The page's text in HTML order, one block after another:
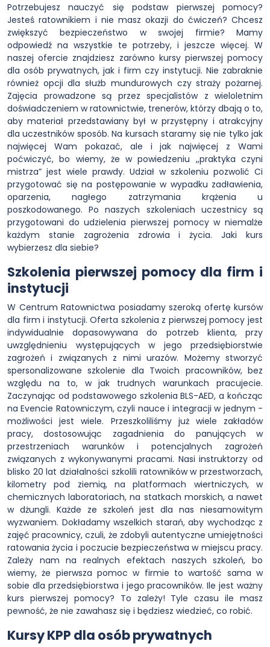
Potrzebujesz nauczyć się podstaw pierwszej pomocy?
Jesteś ratownikiem i nie masz okazji do ćwiczeń? Chcesz
zwiększyć bezpieczeństwo w swojej firmie? Mamy
odpowiedź na wszystkie te potrzeby, i jeszcze więcej. W
naszej ofercie znajdziesz zarówno kursy pierwszej pomocy
dla osób prywatnych, jak i firm czy instytucji. Nie zabraknie
również opcji dla służb mundurowych czy straży pożarnej.
Zajęcia prowadzone są przez specjalistów z wieloletnim
doświadczeniem w ratownictwie, trenerów, którzy dbają o to,
aby materiał przedstawiany był w przystępny i atrakcyjny
dla uczestników sposób. Na kursach staramy się nie tylko jak
najwięcej Wam pokazać, ale i jak najwięcej z Wami
poćwiczyć, bo wiemy, że w powiedzeniu ,,praktyka czyni
mistrza” jest wiele prawdy. Udział w szkoleniu pozwolić Ci
przygotować się na postępowanie w wypadku zadławienia,
oparzenia, nagłego zatrzymania krążenia u
poszkodowanego. Po naszych szkoleniach uczestnicy są
przygotowani do udzielenia pierwszej pomocy w niemalże
każdym stanie zagrożenia zdrowia i życia. Jaki kurs
wybierzesz dla siebie?
Szkolenia pierwszej pomocy dla firm i
instytucji
W Centrum Ratownictwa posiadamy szeroką ofertę kursów
dla firm i instytucji. Oferta szkolenia z pierwszej pomocy jest
indywidualnie dopasowywana do potrzeb klienta, przy
uwzględnieniu występujących w jego przedsiębiorstwie
zagrożeń i związanych z nimi urazów. Możemy stworzyć
spersonalizowane szkolenie dla Twoich pracowników, bez
względu na to, w jak trudnych warunkach pracujecie.
Zaczynając od podstawowego szkolenia BLS-AED, a kończąc
na Evencie Ratowniczym, czyli nauce i integracji w jednym -
możliwości jest wiele. Przeszkoliliśmy już wiele zakładów
pracy, dostosowując zagadnienia do panujących w
przestrzeniach warunków i potencjalnych zagrożeń
związanych z wykonywanymi pracami. Nasi instruktorzy od
blisko 20 lat działalności szkolili ratowników w przestworzach,
kilometry pod ziemią, na platformach wiertniczych, w
chemicznych laboratoriach, na statkach morskich, a nawet
w dżungli. Każde ze szkoleń jest dla nas niesamowitym
wyzwaniem. Dokładamy wszelkich starań, aby wychodząc z
zajęć pracownicy, czuli, że zdobyli autentyczne umiejętności
ratowania życia i poczucie bezpieczeństwa w miejscu pracy.
Zależy nam na realnych efektach naszych szkoleń, bo
wiemy, że pierwsza pomoc w firmie to wartość sama w
sobie dla przedsiębiorstwa i jego pracowników. Ile jest ważny
kurs pierwszej pomocy? To zależy! Tyle czasu ile masz
pewność, że nie zawahasz się i będziesz wiedzieć, co robić.
Kursy KPP dla osób prywatnych